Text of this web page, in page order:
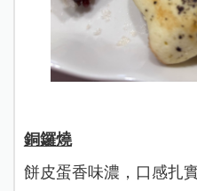
銅鑼燒
餅皮蛋香味濃，口感扎